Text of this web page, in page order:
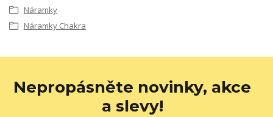
Náramky
Náramky Chakra
Nepropásněte novinky, akce
a slevy!